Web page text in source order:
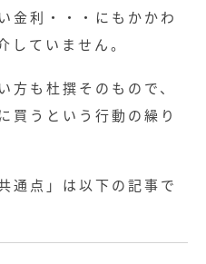
金利・・・にもかかわ
していません。
方も杜撰そのもので、
買うという行動の繰り
通点」は以下の記事で